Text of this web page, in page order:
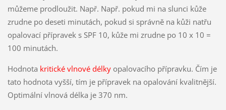
můžeme prodloužit. Např. Např. pokud mi na slunci kůže
zrudne po deseti minutách, pokud si správně na kůži natřu
opalovací přípravek s SPF 10, kůže mi zrudne po 10 x 10 =
100 minutách.
Hodnota kritické vlnové délkyopalovacího přípravku. Čím je
tato hodnota vyšší, tím je přípravek na opalování kvalitnější.
Optimální vlnová délka je 370 nm.